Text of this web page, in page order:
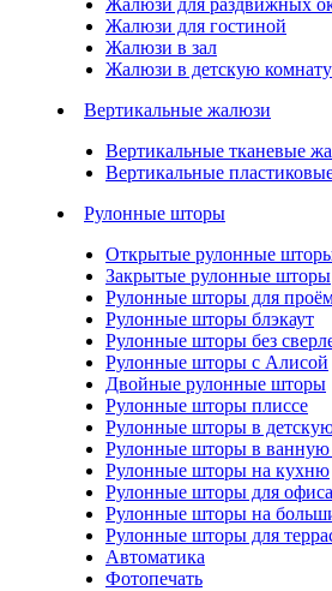
Жалюзи для раздвижных
Жалюзи для гостиной
Жалюзи в зал
Жалюзи в детскую комнату
Вертикальные жалюзи
Вертикальные тканевые
Вертикальные
Рулонные шторы
Открытые рулонные
Закрытые рулонные шторы
Рулонные шторы для
Рулонные шторы блэкаут
Рулонные шторы без
Рулонные шторы с Алисой
Двойные рулонные шторы
Рулонные шторы плиссе
Рулонные шторы в
Рулонные шторы в ванную
Рулонные шторы на кухню
Рулонные шторы для офиса
Рулонные шторы на
Рулонные шторы для
Автоматика
Фотопечать